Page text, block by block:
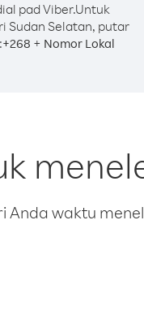
pad Viber.Untuk
Sudan Selatan, putar
+268 + Nomor Lokal
Anda waktu